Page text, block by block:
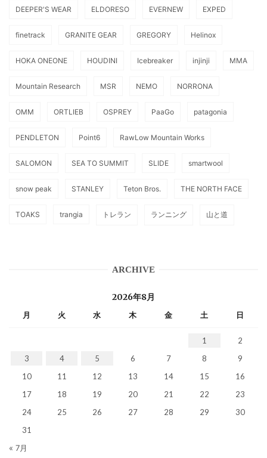
DEEPER'S WEAR ELDORESO EVERNEW EXPED
finetrack GRANITE GEAR GREGORY Helinox
HOKA ONEONE HOUDINI Icebreaker injinji MMA
Mountain Research MSR NEMO NORRONA
OMM ORTLIEB OSPREY PaaGo patagonia
PENDLETON Point6 RawLow Mountain Works
SALOMON SEA TO SUMMIT SLIDE smartwool
snow peak STANLEY Teton Bros. THE NORTH FACE
TOAKS trangia トレラン ランニング 山と道
ARCHIVE
2026年8月
月 火 水 木 金 土 日
1
2
3
4 5 6 7 8
9
10
11 12 13 14 15
16
17
18 19 20 21 22
23
24
25 26 27 28 29
30
31
« 7月